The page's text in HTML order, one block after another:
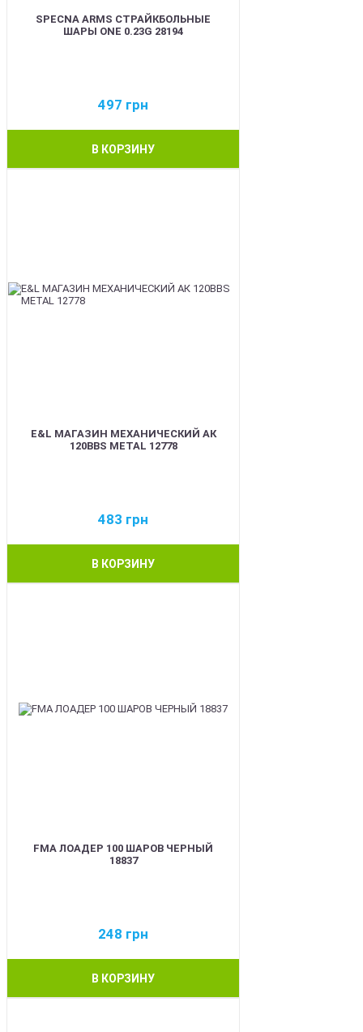
SPECNA ARMS СТРАЙКБОЛЬНЫЕ
ШАРЫ ONE 0.23G 28194
497 грн
В КОРЗИНУ
E&L МАГАЗИН МЕХАНИЧЕСКИЙ АК
120BBS METAL 12778
483 грн
В КОРЗИНУ
FMA ЛОАДЕР 100 ШАРОВ ЧЕРНЫЙ
18837
248 грн
В КОРЗИНУ